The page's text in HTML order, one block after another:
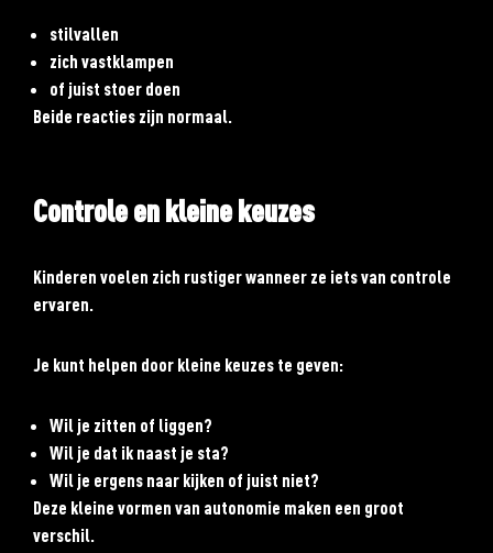
stilvallen
zich vastklampen
of juist stoer doen
Beide reacties zijn normaal.
Controle en kleine keuzes
Kinderen voelen zich rustiger wanneer ze iets van controle
ervaren.
Je kunt helpen door kleine keuzes te geven:
Wil je zitten of liggen?
Wil je dat ik naast je sta?
Wil je ergens naar kijken of juist niet?
Deze kleine vormen van autonomie maken een groot
verschil.